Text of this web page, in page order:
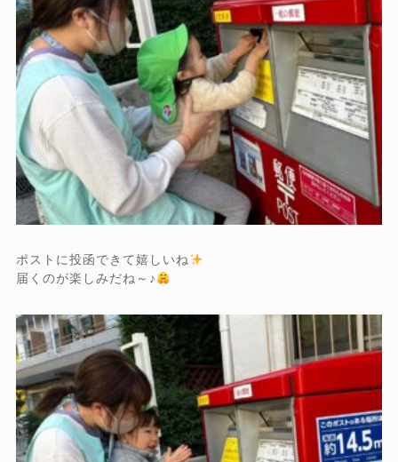
ポストに投函できて嬉しいね
届くのが楽しみだね～♪